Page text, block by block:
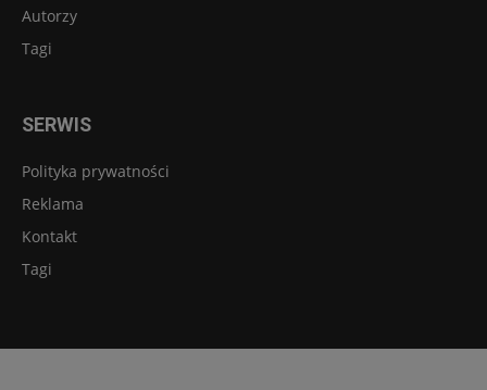
Autorzy
Tagi
SERWIS
Polityka prywatności
Reklama
Kontakt
Tagi